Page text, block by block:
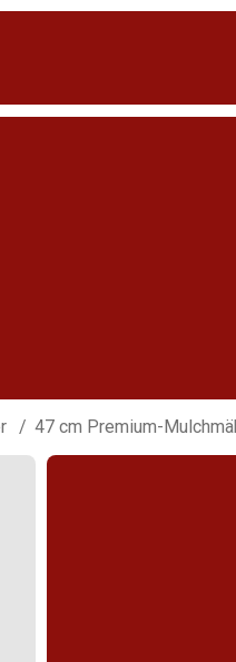
47 cm Premium-